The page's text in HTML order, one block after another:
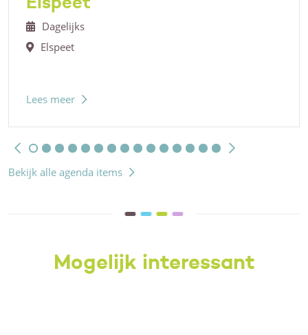
Dagelijks
Elspeet
Lees meer
Bekijk alle agenda items
Mogelijk interessant